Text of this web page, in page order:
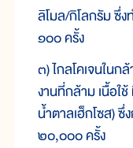
ลิโมล/กิโลกรัม ซึ่ง
๑๐๐ ครั้ง
๓) ไกลโคเจนในก
งานที่กล้าม เนื้อใ
น้ำตาลเฮ็กโซส) ซึ่ง
๒๐,๐๐๐ ครั้ง